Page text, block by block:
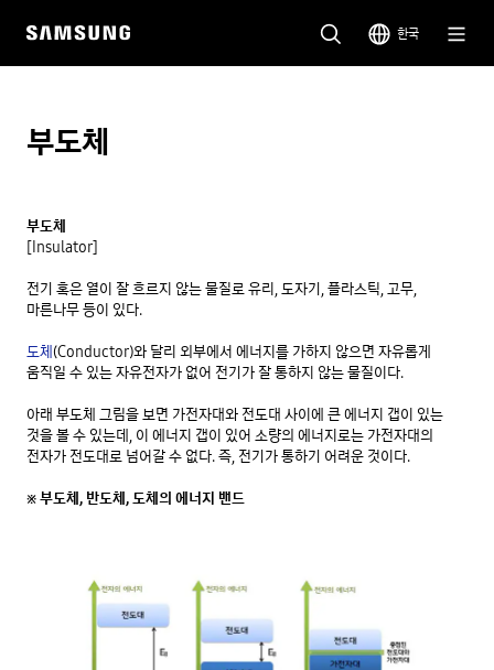
한국
부도체
부도체
[Insulator]
전기 혹은 열이 잘 흐르지 않는 물질로 유리, 도자기, 플라스틱, 고무,
마른나무 등이 있다.
도체(Conductor)와 달리 외부에서 에너지를 가하지 않으면 자유롭게
움직일 수 있는 자유전자가 없어 전기가 잘 통하지 않는 물질이다.
아래 부도체 그림을 보면 가전자대와 전도대 사이에 큰 에너지 갭이 있는
것을 볼 수 있는데, 이 에너지 갭이 있어 소량의 에너지로는 가전자대의
전자가 전도대로 넘어갈 수 없다. 즉, 전기가 통하기 어려운 것이다.
※ 부도체, 반도체, 도체의 에너지 밴드